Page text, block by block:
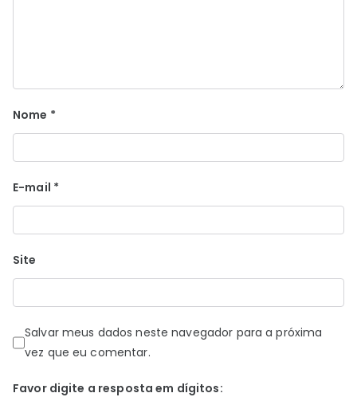
Nome *
E-mail *
Site
Salvar meus dados neste navegador para a próxima
vez que eu comentar.
Favor digite a resposta em dígitos: